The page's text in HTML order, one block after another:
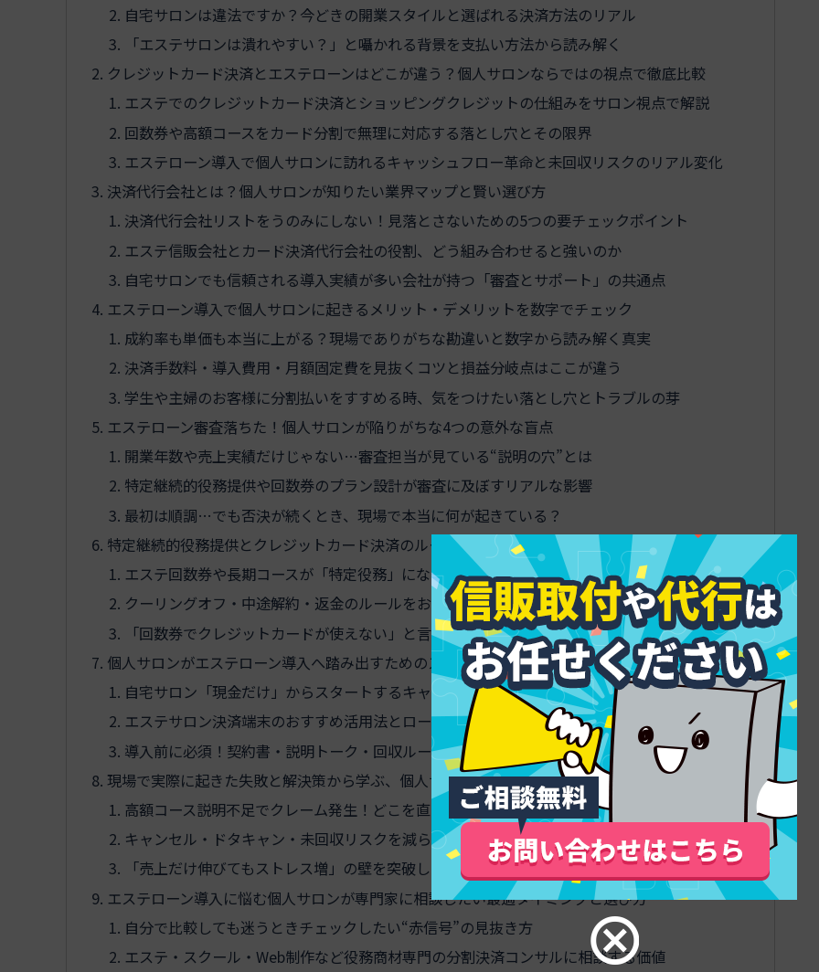
自宅サロンは違法ですか？今どきの開業スタイルと選ばれる決済方法のリアル
「エステサロンは潰れやすい？」と囁かれる背景を支払い方法から読み解く
クレジットカード決済とエステローンはどこが違う？個人サロンならではの視点で徹底比較
エステでのクレジットカード決済とショッピングクレジットの仕組みをサロン視点で解説
回数券や高額コースをカード分割で無理に対応する落とし穴とその限界
エステローン導入で個人サロンに訪れるキャッシュフロー革命と未回収リスクのリアル変化
決済代行会社とは？個人サロンが知りたい業界マップと賢い選び方
決済代行会社リストをうのみにしない！見落とさないための5つの要チェックポイント
エステ信販会社とカード決済代行会社の役割、どう組み合わせると強いのか
自宅サロンでも信頼される導入実績が多い会社が持つ「審査とサポート」の共通点
エステローン導入で個人サロンに起きるメリット・デメリットを数字でチェック
成約率も単価も本当に上がる？現場でありがちな勘違いと数字から読み解く真実
決済手数料・導入費用・月額固定費を見抜くコツと損益分岐点はここが違う
学生や主婦のお客様に分割払いをすすめる時、気をつけたい落とし穴とトラブルの芽
エステローン審査落ちた！個人サロンが陥りがちな4つの意外な盲点
開業年数や売上実績だけじゃない…審査担当が見ている“説明の穴”とは
特定継続的役務提供や回数券のプラン設計が審査に及ぼすリアルな影響
最初は順調…でも否決が続くとき、現場で本当に何が起きている？
特定継続的役務提供とクレジットカード決済のルールをサロン目線で押さえる
エステ回数券や長期コースが「特定役務」になる時の見逃せないチェックポイント
クーリングオフ・中途解約・返金のルールをお客様が納得する伝え方に変換
「回数券でクレジットカードが使えない」と言われる理由と合法的な裏ワザ
個人サロンがエステローン導入へ踏み出すためのステップバイステップロードマップ
自宅サロン「現金だけ」からスタートするキャッシュレス導入の順序（QR→カード→ローン）
エステサロン決済端末のおすすめ活用法とローンを組み合わせるときの実践フロー
導入前に必須！契約書・説明トーク・回収ルールを整えるチェックリスト
現場で実際に起きた失敗と解決策から学ぶ、個人サロンの賢いエステローン運用術
高額コース説明不足でクレーム発生！どこを直していれば防げたか
キャンセル・ドタキャン・未回収リスクを減らす回数券と分割払いの設計ポイント
「売上だけ伸びてもストレス増」の壁を突破したサロンの分かれ道
エステローン導入に悩む個人サロンが専門家に相談したい最適タイミングと選び方
自分で比較しても迷うときチェックしたい“赤信号”の見抜き方
エステ・スクール・Web制作など役務商材専門の分割決済コンサルに相談する価値